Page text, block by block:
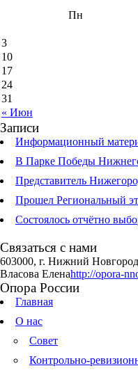
Пн
« Июн
3
10
17
24
31
Записи
Информационный
В Парке Победы Нижнего
Представитель
Прошел Региональный
Состоялось отчётно
Связаться с нами
603000, г. Нижний
Власова Еленаhttp://opora-
Опора России
Главная
О нас
Совет
Контрольно-